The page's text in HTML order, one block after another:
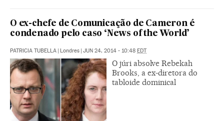
O ex-chefe de Comunicação de Cameron é
condenado pelo caso ‘News of the World’
PATRICIA TUBELLA | Londres | JUN 24, 2014 - 10:48 EDT
O júri absolve Rebekah
Brooks, a ex-diretora do
tabloide dominical